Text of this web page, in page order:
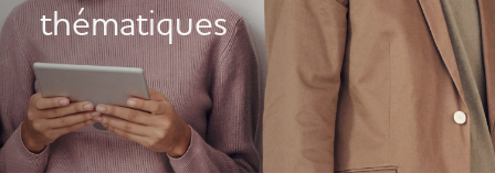
thématiques